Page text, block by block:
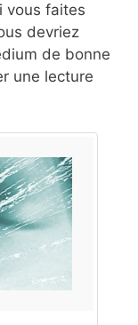
vous faites
devriez
de bonne
une lecture